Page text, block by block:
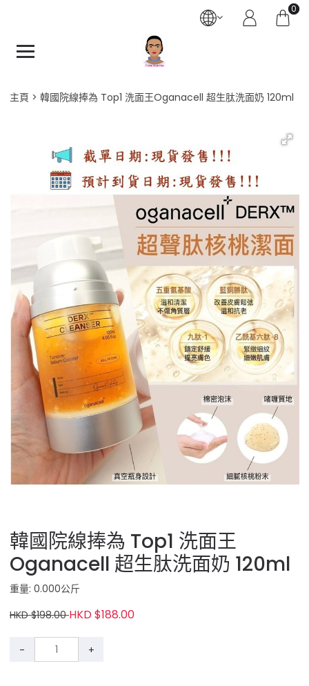
0
主頁 韓國院線捧為 Top1 洗面王Oganacell 超生肽洗面奶 120ml
韓國院線捧為 Top1 洗面王
Oganacell 超生肽洗面奶 120ml
重量: 0.000公斤
HKD $198.00HKD $188.00
- +